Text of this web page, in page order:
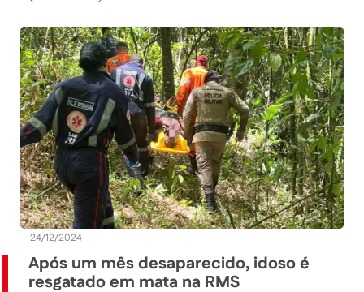
24/12/2024
Após um mês desaparecido, idoso é
resgatado em mata na RMS